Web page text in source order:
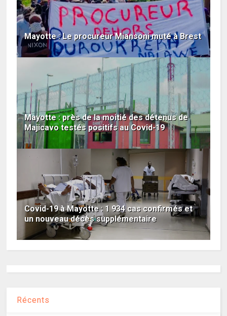
Mayotte : Le procureur Miansoni muté à Brest
Mayotte : près de la moitié des détenus de
Majicavo testés positifs au Covid-19
Covid-19 à Mayotte : 1 934 cas confirmés et
un nouveau décès supplémentaire
Récents